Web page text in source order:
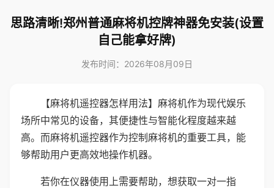
思路清晰!郑州普通麻将机控牌神器免安装(设置
自己能拿好牌)
发布时间：2026年08月09日
【麻将机遥控器怎样用法】麻将机作为现代娱乐
场所中常见的设备，其便捷性与智能化程度越来越
高。而麻将机遥控器作为控制麻将机的重要工具，能
够帮助用户更高效地操作机器。
若你在仪器使用上需要帮助，想获取一对一指